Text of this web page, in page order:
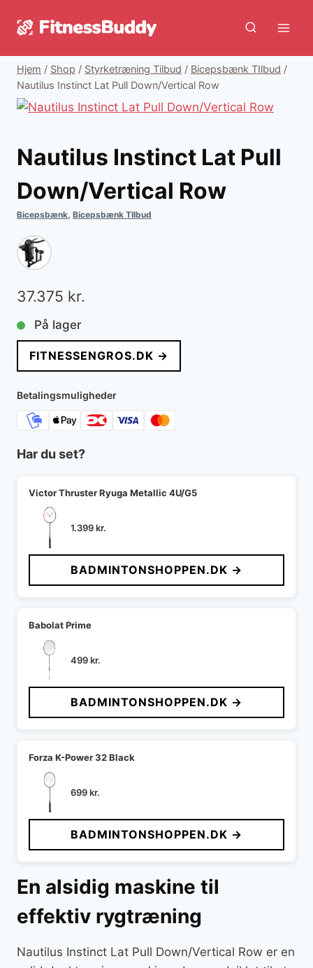
Hjem / Shop / Styrketræning Tilbud / Bicepsbænk TIlbud /
Nautilus Instinct Lat Pull Down/Vertical Row
Nautilus Instinct Lat Pull
Down/Vertical Row
Bicepsbænk, Bicepsbænk TIlbud
37.375 kr.
På lager
FITNESSENGROS.DK →
Betalingsmuligheder
Har du set?
Victor Thruster Ryuga Metallic 4U/G5
1.399kr.
BADMINTONSHOPPEN.DK →
Babolat Prime
499kr.
BADMINTONSHOPPEN.DK →
Forza K-Power 32 Black
699kr.
BADMINTONSHOPPEN.DK →
En alsidig maskine til
effektiv rygtræning
Nautilus Instinct Lat Pull Down/Vertical Row er en